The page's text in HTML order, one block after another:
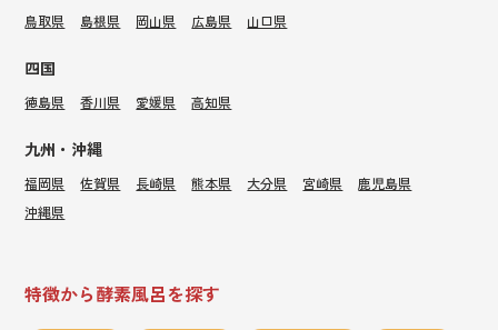
鳥取県 島根県 岡山県 広島県 山口県
四国
徳島県 香川県 愛媛県 高知県
九州・沖縄
福岡県 佐賀県 長崎県 熊本県 大分県 宮崎県
鹿児島県
沖縄県
特徴から酵素風呂を探す